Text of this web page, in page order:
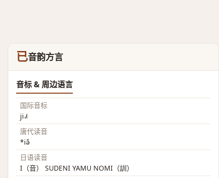
已音韵方言
音标 & 周边语言
国际音标
ji˨˩˦
唐代读音
*iə̌
日语读音
I（音） SUDENI YAMU NOMI（訓）